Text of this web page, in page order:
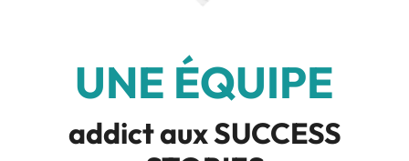
UNE ÉQUIPE
addict aux SUCCESS